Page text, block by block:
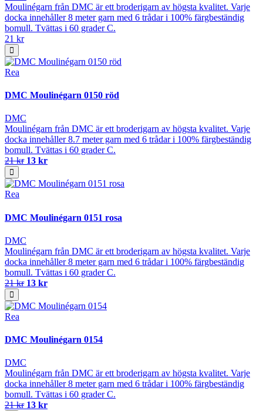
Moulinégarn från DMC är ett broderigarn av högsta kvalitet. Varje
docka innehåller 8 meter garn med 6 trådar i 100% färgbeständig
bomull. Tvättas i 60 grader C.
21 kr
Rea
DMC Moulinégarn 0150 röd
DMC
Moulinégarn från DMC är ett broderigarn av högsta kvalitet. Varje
docka innehåller 8.7 meter garn med 6 trådar i 100% färgbeständig
bomull. Tvättas i 60 grader C.
21 kr 13 kr
Rea
DMC Moulinégarn 0151 rosa
DMC
Moulinégarn från DMC är ett broderigarn av högsta kvalitet. Varje
docka innehåller 8 meter garn med 6 trådar i 100% färgbeständig
bomull. Tvättas i 60 grader C.
21 kr 13 kr
Rea
DMC Moulinégarn 0154
DMC
Moulinégarn från DMC är ett broderigarn av högsta kvalitet. Varje
docka innehåller 8 meter garn med 6 trådar i 100% färgbeständig
bomull. Tvättas i 60 grader C.
21 kr 13 kr